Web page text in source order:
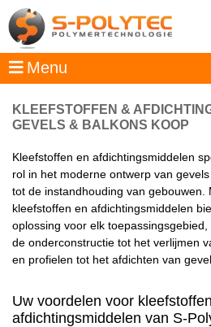
KLEEFSTOFFEN &
GEVELS & BALKONS KOOP
Kleefstoffen en afdichtingsmiddelen
rol in het moderne ontwerp van
tot de instandhouding van gebouwen.
kleefstoffen en afdichtingsmiddelen
oplossing voor elk
de onderconstructie tot het verlijmen
en profielen tot het afdichten van
Uw voordelen voor
afdichtingsmiddelen van S-